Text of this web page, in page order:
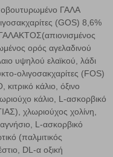
ΓΑΛΑ
(GOS) 8,6%
ορός αγελαδινού
υψηλού ελαϊκού, λάδι
ολιγοσακχαρίτες (FOS)
κάλιο, όξινο
κάλιο, L-ασκορβικό
χλωριούχος χολίνη,
L-ασκορβικό
(παλμιτικός
DL-α οξική